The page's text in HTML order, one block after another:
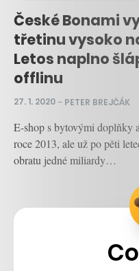
České Bonami
třetinu vysoko
Letos naplno
offlinu
27. 1. 2020– PETER BREJČÁK
E-shop s bytovými doplňky
roce 2013, ale už po pěti
obratu jedné miliardy…
CZECHCRUNCH